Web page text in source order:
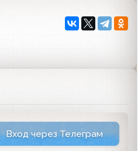
Вход через Телеграм